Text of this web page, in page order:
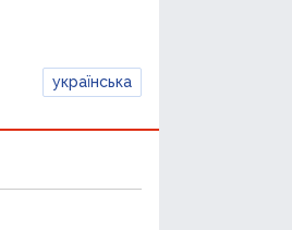
українська